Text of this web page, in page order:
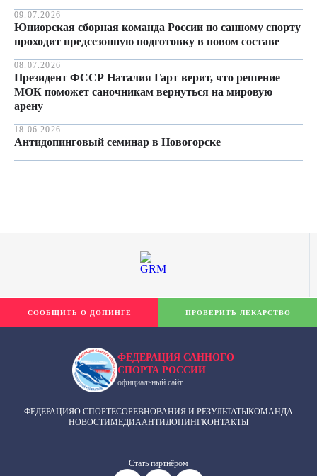
09.07.2026
Юниорская сборная команда России по санному спорту
проходит предсезонную подготовку в новом составе
08.07.2026
Президент ФССР Наталия Гарт верит, что решение
МОК поможет саночникам вернуться на мировую
арену
18.06.2026
Антидопинговый семинар в Новогорске
ФЕДЕРАЦИЯ САННОГО
СПОРТА РОССИИ
официальный сайт
ФЕДЕРАЦИЯО СПОРТЕСОРЕВНОВАНИЯ И РЕЗУЛЬТАТЫКОМАНДА
НОВОСТИМЕДИААНТИДОПИНГКОНТАКТЫ
Cтать партнёром
СООБЩИТЬ О ДОПИНГЕ ПРОВЕРИТЬ ЛЕКАРСТВО